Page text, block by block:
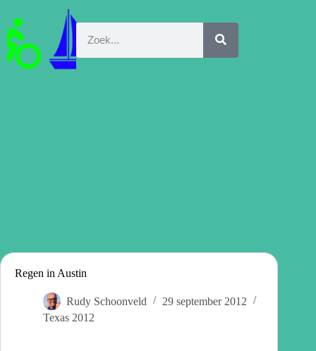
Regen in Austin
Rudy Schoonveld
29 september 2012
Texas 2012